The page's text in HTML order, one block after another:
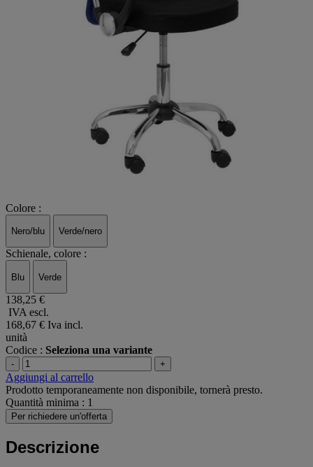
Colore :
Nero/blu Verde/nero
Schienale, colore :
Blu Verde
138,25 €
IVA escl.
168,67 € Iva incl.
unità
Codice : Seleziona una variante
- +
Aggiungi al carrello
Prodotto temporaneamente non disponibile, tornerà presto.
Quantità minima : 1
Per richiedere un'offerta
Descrizione